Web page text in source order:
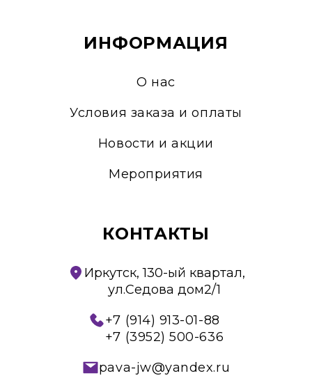
ИНФОРМАЦИЯ
О нас
Условия заказа и оплаты
Новости и акции
Мероприятия
КОНТАКТЫ
Иркутск, 130-ый квартал,
ул.Седова дом2/1
+7 (914) 913-01-88
+7 (3952) 500-636
pava-jw@yandex.ru